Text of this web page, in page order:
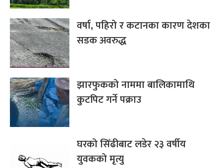
वर्षा, पहिरो र कटानका कारण देशका
सडक अवरुद्ध
झारफुकको नाममा बालिकामाथि
कुटपिट गर्ने पक्राउ
घरको सिँढीबाट लडेर २३ वर्षीय
युवकको मृत्यु